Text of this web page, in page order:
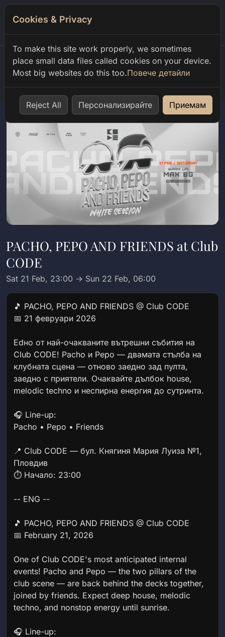
Home our events pacho pepo and friends at club code
PACHO, PEPO AND FRIENDS at Club
CODE
Sat 21 Feb, 23:00 → Sun 22 Feb, 06:00
🎵 PACHO, PEPO AND FRIENDS @ Club CODE
📅 21 февруари 2026
Edно от най-очакваните вътрешни събития на
Club CODE! Pacho и Pepo — двамата стълба на
клубната сцена — отново заедно зад пулта,
заедно с приятели. Очаквайте дълбок house,
melodic techno и неспирна енергия до сутринта.
🎧 Line-up:
Pacho • Pepo • Friends
📍 Club CODE — бул. Княгиня Мария Луиза №1,
Пловдив
⏱️ Начало: 23:00
-- ENG --
🎵 PACHO, PEPO AND FRIENDS @ Club CODE
📅 February 21, 2026
One of Club CODE's most anticipated internal
events! Pacho and Pepo — the two pillars of the
club scene — are back behind the decks together,
joined by friends. Expect deep house, melodic
techno, and nonstop energy until sunrise.
🎧 Line-up:
Cookies & Privacy
To make this site work properly, we sometimes
place small data files called cookies on your device.
Most big websites do this too.Повече детайли
Reject All Персонализирайте Приемам